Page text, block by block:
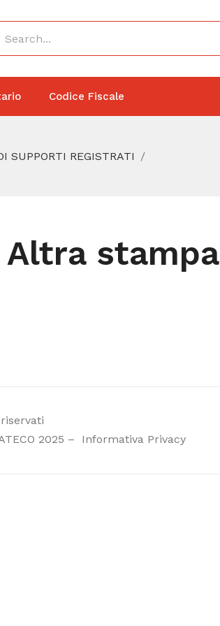
Codice Fiscale
SUPPORTI REGISTRATI
Altra stampa
2025 – Informativa Privacy